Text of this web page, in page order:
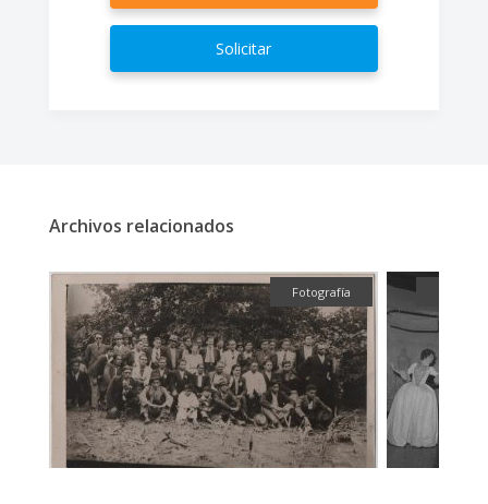
Solicitar
Archivos relacionados
Fotografía